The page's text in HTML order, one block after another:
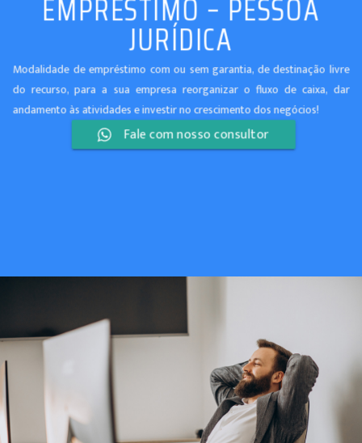
EMPRÉSTIMO – PESSOA
JURÍDICA
Modalidade de empréstimo com ou sem garantia, de destinação livre
do recurso, para a sua empresa reorganizar o fluxo de caixa, dar
andamento às atividades e investir no crescimento dos negócios!
Fale com nosso consultor